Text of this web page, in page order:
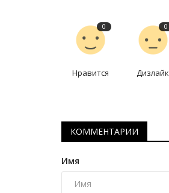
0
Нравится
0
Дизлайк
КОММЕНТАРИИ
Имя